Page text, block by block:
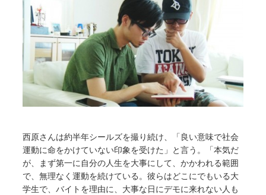
西原さんは約半年シールズを撮り続け、「良い意味で社会
運動に命をかけていない印象を受けた」と言う。「本気だ
が、まず第一に自分の人生を大事にして、かかわれる範囲
で、無理なく運動を続けている。彼らはどこにでもいる大
学生で、バイトを理由に、大事な日にデモに来れない人も